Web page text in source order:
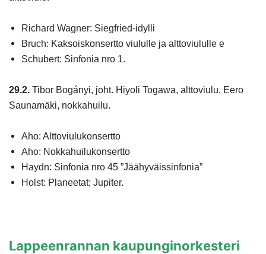
Richard Wagner: Siegfried-idylli
Bruch: Kaksoiskonsertto viululle ja alttoviululle e
Schubert: Sinfonia nro 1.
29.2. Tibor Bogányi, joht. Hiyoli Togawa, alttoviulu, Eero
Saunamäki, nokkahuilu.
Aho: Alttoviulukonsertto
Aho: Nokkahuilukonsertto
Haydn: Sinfonia nro 45 ”Jäähyväissinfonia”
Holst: Planeetat; Jupiter.
Lappeenrannan kaupunginorkesteri